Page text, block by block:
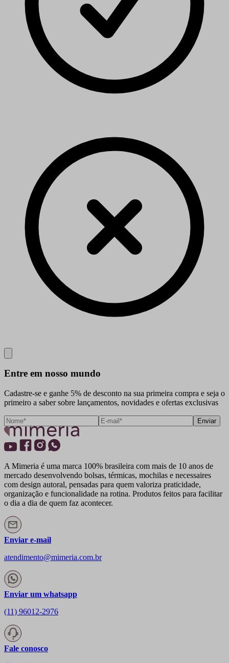
Entre em nosso mundo
Cadastre-se e ganhe 5% de desconto na sua primeira compra e seja o
primeiro a saber sobre lançamentos, novidades e ofertas exclusivas
Enviar
A Mimeria é uma marca 100% brasileira com mais de 10 anos de
mercado desenvolvendo bolsas, térmicas, mochilas e necessaires
com design autoral, pensadas para quem valoriza praticidade,
organização e funcionalidade na rotina. Produtos feitos para facilitar
o dia a dia de quem faz acontecer.
Enviar e-mail
atendimento@mimeria.com.br
Enviar um whatsapp
(11) 96012-2976
Fale conosco